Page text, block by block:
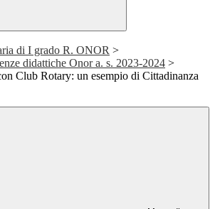
di I grado R. ONOR >
didattiche Onor a. s. 2023-2024 >
Club Rotary: un esempio di Cittadinanza